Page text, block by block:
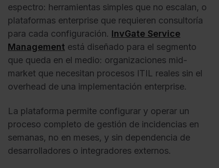
espectro: herramientas simples que no escalan, o
plataformas enterprise que requieren consultoría
para cada configuración. InvGate Service
Management está diseñado para el segmento
que queda en el medio: organizaciones mid-
market que necesitan procesos ITIL reales sin el
overhead de una implementación enterprise.
La plataforma permite configurar y operar un
proceso completo de gestión de incidencias en
semanas, no en meses, y sin dependencia de
desarrolladores o integradores externos.